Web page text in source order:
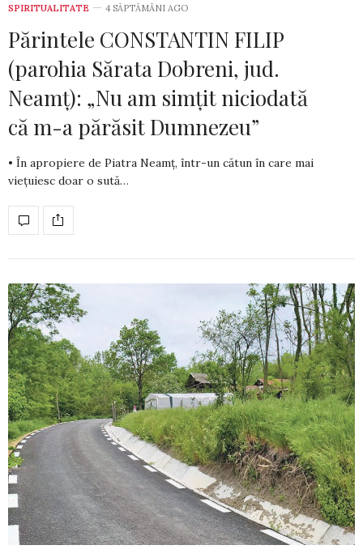
SPIRITUALITATE 4 SĂPTĂMÂNI AGO
Părintele CONSTANTIN FILIP
(parohia Sărata Dobreni, jud.
Neamț): „Nu am simțit niciodată
că m-a părăsit Dumnezeu”
• În apropiere de Piatra Neamț, într-un cătun în care mai
viețuiesc doar o sută…